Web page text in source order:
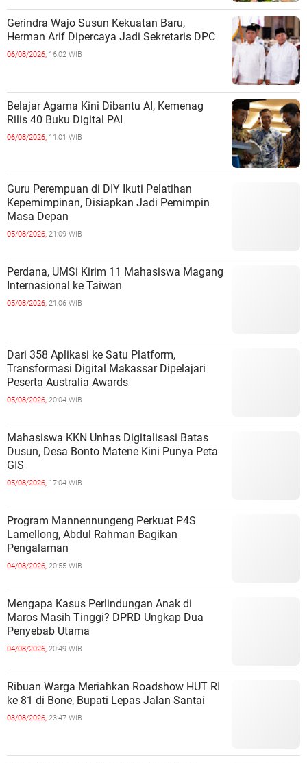
Gerindra Wajo Susun Kekuatan Baru,
Herman Arif Dipercaya Jadi Sekretaris DPC
06/08/2026, 16:02 WIB
Belajar Agama Kini Dibantu AI, Kemenag
Rilis 40 Buku Digital PAI
06/08/2026, 11:01 WIB
Guru Perempuan di DIY Ikuti Pelatihan
Kepemimpinan, Disiapkan Jadi Pemimpin
Masa Depan
05/08/2026, 21:09 WIB
Perdana, UMSi Kirim 11 Mahasiswa Magang
Internasional ke Taiwan
05/08/2026, 21:06 WIB
Dari 358 Aplikasi ke Satu Platform,
Transformasi Digital Makassar Dipelajari
Peserta Australia Awards
05/08/2026, 20:04 WIB
Mahasiswa KKN Unhas Digitalisasi Batas
Dusun, Desa Bonto Matene Kini Punya Peta
GIS
05/08/2026, 17:04 WIB
Program Mannennungeng Perkuat P4S
Lamellong, Abdul Rahman Bagikan
Pengalaman
04/08/2026, 20:55 WIB
Mengapa Kasus Perlindungan Anak di
Maros Masih Tinggi? DPRD Ungkap Dua
Penyebab Utama
04/08/2026, 20:49 WIB
Ribuan Warga Meriahkan Roadshow HUT RI
ke 81 di Bone, Bupati Lepas Jalan Santai
03/08/2026, 23:47 WIB